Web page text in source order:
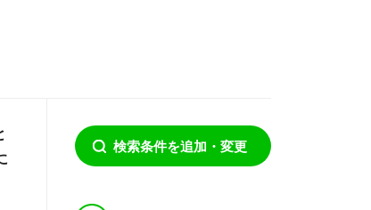
検索条件を追加・変更